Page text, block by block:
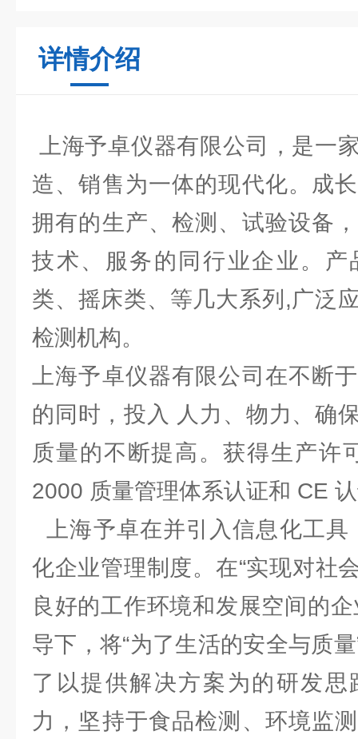
详情介绍
上海予卓仪器有限公司，是一
造、销售为一体的现代化。成
拥有的生产、检测、试验设备
技术、服务的同行业企业。产
类、摇床类、等几大系列,广泛
检测机构。
上海予卓仪器有限公司在不断
的同时，投入 人力、物力、确
质量的不断提高。获得生产许
2000 质量管理体系认证和
上海予卓在并引入信息化工具
化企业管理制度。在“实现对社
良好的工作环境和发展空间的
导下，将“为了生活的安全与质
了以提供解决方案为的研发
力，坚持于食品检测、环境监